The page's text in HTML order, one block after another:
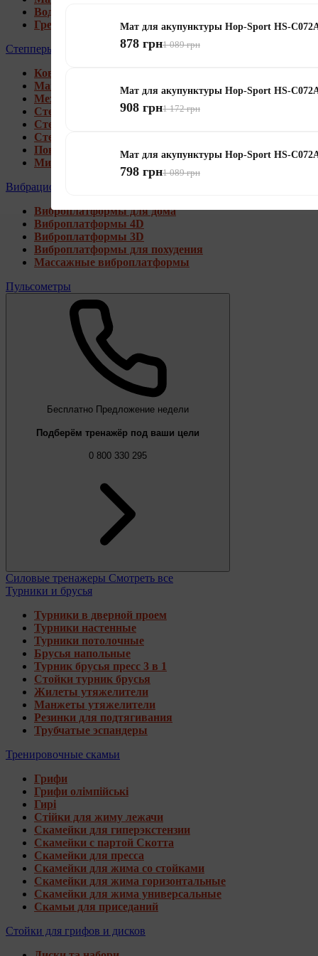
Водные гребные тренажеры
Гребные тренажеры для дома
Степперы
Коврики под тренажеры
Магнитные степперы
Механические степперы
Степперы со стойкой
Степперы с эспандерами
Степперы с рукоятками
Поворотные степперы
Мини степперы
Вибрационные платформы
Виброплатформы для дома
Виброплатформы 4D
Виброплатформы 3D
Виброплатформы для похудения
Массажные виброплатформы
Пульсометры
Бесплатно Предложение недели
Подберём тренажёр под ваши цели
0 800 330 295
Силовые тренажеры Смотреть все
Турники и брусья
Турники в дверной проем
Турники настенные
Турники потолочные
Брусья напольные
Турник брусья пресс 3 в 1
Стойки турник брусья
Жилеты утяжелители
Манжеты утяжелители
Резинки для подтягивания
Трубчатые эспандеры
Тренировочные скамьи
Грифи
Грифи олімпійські
Гирі
Стійки для жиму лежачи
Скамейки для гиперэкстензии
Скамейки с партой Скотта
Скамейки для пресса
Скамейки для жима со стойками
Скамейки для жима горизонтальные
Скамейки для жима универсальные
Скамьи для приседаний
Стойки для грифов и дисков
Мат для акупунктуры Hop-Sport HS-
878 грн1 089 грн
Мат для акупунктуры Hop-Sport HS-
908 грн1 172 грн
Мат для акупунктуры Hop-Sport HS-
798 грн1 089 грн